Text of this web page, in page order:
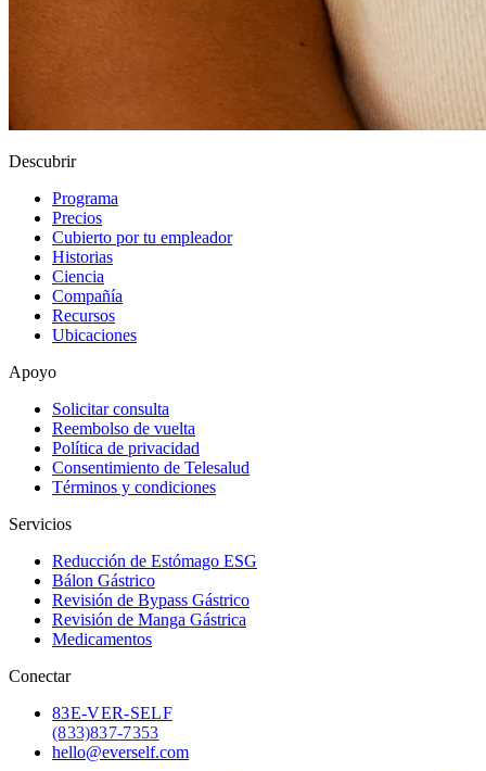
Descubrir
Programa
Precios
Cubierto por tu empleador
Historias
Ciencia
Compañía
Recursos
Ubicaciones
Apoyo
Solicitar consulta
Reembolso de vuelta
Política de privacidad
Consentimiento de Telesalud
Términos y condiciones
Servicios
Reducción de Estómago ESG
Bálon Gástrico
Revisión de Bypass Gástrico
Revisión de Manga Gástrica
Medicamentos
Conectar
83E-VER-SELF
(833) 837-7353
hello@everself.com